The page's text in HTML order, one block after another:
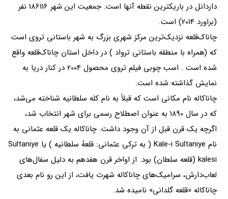
داردانل در باریکترین نقطه آنها است. جمعیت این شهر 186116 نفر
(براورد 2014) است.
چاناک‌قلعه نزدیک‌ترین مرکز شهری بزرگ به شهر باستانی تروی است
که (همراه با منطقه باستانی ترواد ) در داخل استان چاناک‌قلعه واقع
شده است . اسب چوبی فیلم تروی محصول 2004 در کنار دریا به
نمایش گذاشته شده است.
چاناکاله نام مکانی است که قبلاً به نام کله سلطانیه شناخته می‌شد،
که در سال 1890 به عنوان اصطلاح رسمی برای شهر انتخاب شد،
اگرچه یک قرن قبل از آن وجود داشت. چاناکاله یک قلعه عثمانی به
نام Kale-i Sultaniye ( به ترکی عثمانی: قلعهٔ سلطانیه ) یا Sultaniye
kalesi (قلعه سلطان) بود. از اواخر قرن هفدهم به دلیل سفال‌های
لعاب‌دارش، سرامیک‌های چاناکاله شهرت یافت، از این رو نام بعدی
چاناکاله «قلعه گلدانی» نامیده شد.